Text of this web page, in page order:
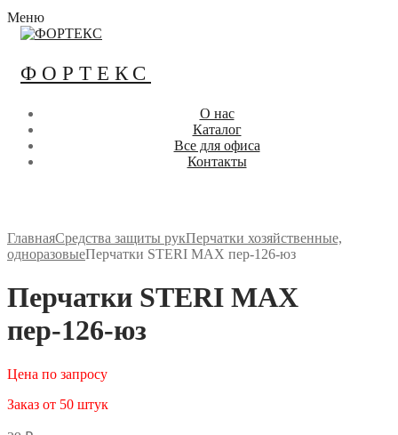
Меню
ФОРТЕКС
О нас
Каталог
Все для офиса
Контакты
ГлавнаяСредства защиты рукПерчатки хозяйственные,
одноразовыеПерчатки STERI MAX пер-126-юз
Перчатки STERI MAX
пер-126-юз
Цена по запросу
Заказ от 50 штук